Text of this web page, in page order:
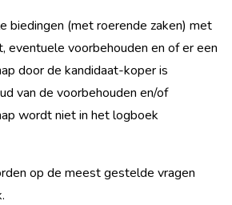
biedingen (met roerende zaken) met
eventuele voorbehouden en of er een
door de kandidaat-koper is
van de voorbehouden en/of
wordt niet in het logboek
op de meest gestelde vragen